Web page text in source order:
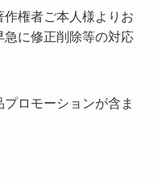
権者ご本人様よりお
に修正削除等の対応
ロモーションが含ま